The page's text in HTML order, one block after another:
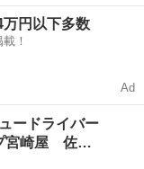
よろしくお願いいた
マイク、メイン配
ビ
万円以下多数
！
Ad
ードライバー
プ宮崎屋 佐…